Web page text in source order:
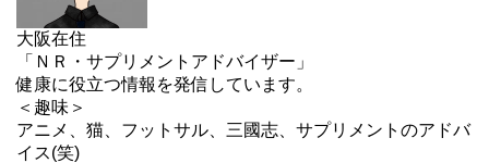
大阪在住
「ＮＲ・サプリメントアドバイザー」
健康に役立つ情報を発信しています。
＜趣味＞
アニメ、猫、フットサル、三國志、サプリメントのアドバ
イス(笑)